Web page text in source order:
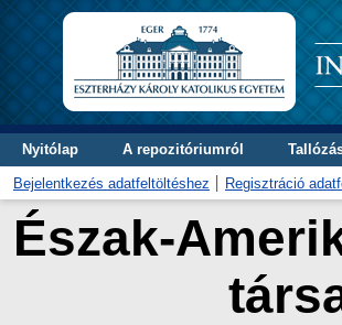
Nyitólap A repozitóriumról
Bejelentkezés adatfeltöltéshez Regisztráció
Észak-